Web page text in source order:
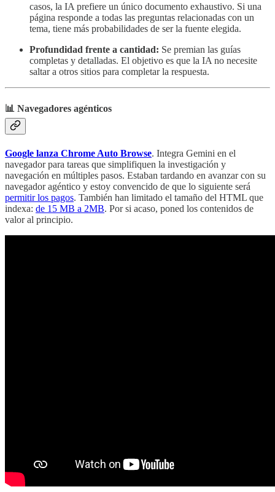
casos, la IA prefiere un único documento exhaustivo. Si una
página responde a todas las preguntas relacionadas con un
tema, tiene más probabilidades de ser la fuente elegida.
Profundidad frente a cantidad: Se premian las guías
completas y detalladas. El objetivo es que la IA no necesite
saltar a otros sitios para completar la respuesta.
📊 Navegadores agénticos
Google lanza Chrome Auto Browse. Integra Gemini en el
navegador para tareas que simplifiquen la investigación y
navegación en múltiples pasos. Estaban tardando en avanzar con su
navegador agéntico y estoy convencido de que lo siguiente será
permitir los pagos. También han limitado el tamaño del HTML que
indexa: de 15 MB a 2MB. Por si acaso, poned los contenidos de
valor al principio.